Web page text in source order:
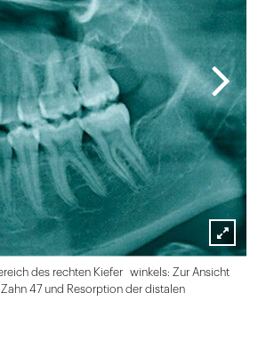
Lightbox
öffnen
des rechten Kiefer winkels: Zur Ansicht
47 und Resorption der distalen